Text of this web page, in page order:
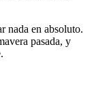
nada en absoluto.
pasada, y